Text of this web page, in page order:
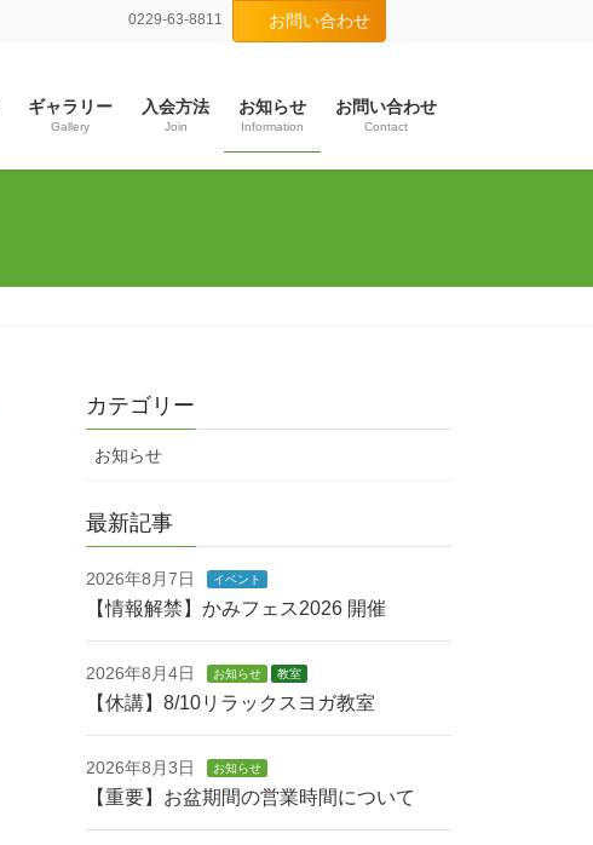
0229-63-8811 お問い合わせ
ギャラリー
Gallery
入会方法
Join
お知らせ
Information
お問い合わせ
Contact
カテゴリー
お知らせ
最新記事
2026年8月7日 イベント
【情報解禁】かみフェス2026 開催
2026年8月4日 お知らせ 教室
【休講】8/10リラックスヨガ教室
2026年8月3日 お知らせ
【重要】お盆期間の営業時間について